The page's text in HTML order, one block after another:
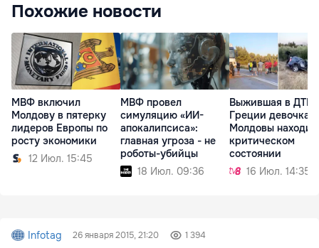
Похожие новости
МВФ включил
Молдову в пятерку
лидеров Европы по
росту экономики
12 Июл. 15:45
МВФ провел
симуляцию «ИИ-
апокалипсиса»:
главная угроза - не
роботы-убийцы
18 Июл. 09:36
Выжившая в ДТП
Греции девочка
Молдовы
критическом
состоянии
16 Июл. 14:35
Infotag 26 января 2015, 21:20 1 394